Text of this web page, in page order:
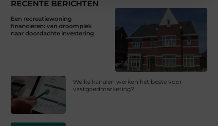
RECENTE BERICHTEN
Een recreatiewoning
financieren: van droomplek
naar doordachte investering
Welke kanalen werken het beste voor
vastgoedmarketing?